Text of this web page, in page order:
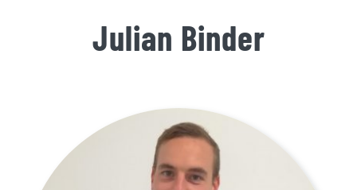
Julian Binder